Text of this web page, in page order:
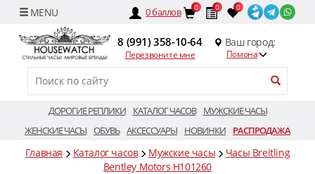
0баллов 0 0 0
8 (991) 358-10-64
Перезвоните мне
Ваш город:
Помона
ДОРОГИЕ РЕПЛИКИ КАТАЛОГ ЧАСОВ
МУЖСКИЕ ЧАСЫ
ЖЕНСКИЕ ЧАСЫ ОБУВЬ АКСЕССУАРЫ НОВИНКИ РАСПРОДАЖА
Главная Каталог часов Мужские часы
Часы Breitling
Bentley Motors H101260